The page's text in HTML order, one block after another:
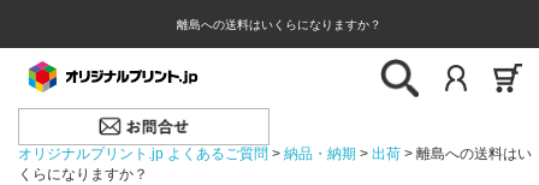
離島への送料はいくらになりますか？
オリジナルプリント.jp よくあるご質問 > 納品・納期 > 出荷 > 離島への送料はい
くらになりますか？